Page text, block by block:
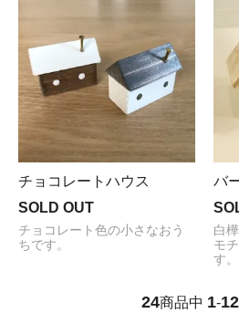
チョコレートハウス
SOLD OUT
チョコレート色の小さなおう
ちです。
バ
白
モ
す。
24商品中 1-12